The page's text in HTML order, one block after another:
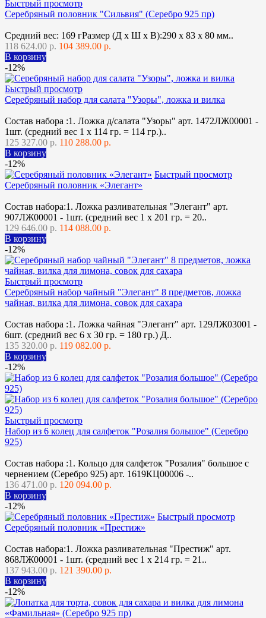
Быстрый просмотр
Серебряный половник "Сильвия" (Серебро 925 пр)
Средний вес: 169 гРазмер (Д х Ш х В):290 x 83 x 80 мм..
118 624.00 р. 104 389.00 р.
В корзину
-12%
Быстрый просмотр
Серебряный набор для салата "Узоры", ложка и вилка
Состав набора :1. Ложка д/салата "Узоры" арт. 1472ЛЖ00001 -
1шт. (средний вес 1 х 114 гр. = 114 гр.)..
125 327.00 р. 110 288.00 р.
В корзину
-12%
Быстрый просмотр
Серебряный половник «Элегант»
Состав набора:1. Ложка разливательная "Элегант" арт.
907ЛЖ00001 - 1шт. (средний вес 1 х 201 гр. = 20..
129 646.00 р. 114 088.00 р.
В корзину
-12%
Быстрый просмотр
Серебряный набор чайный "Элегант" 8 предметов, ложка
чайная, вилка для лимона, совок для сахара
Состав набора :1. Ложка чайная "Элегант" арт. 129ЛЖ03001 -
6шт. (средний вес 6 х 30 гр. = 180 гр.) Д..
135 320.00 р. 119 082.00 р.
В корзину
-12%
Быстрый просмотр
Набор из 6 колец для салфеток "Розалия большое" (Серебро
925)
Состав набора :1. Кольцо для салфеток "Розалия" большое с
чернением (Серебро 925) арт. 1619КЦ00006 -..
136 471.00 р. 120 094.00 р.
В корзину
-12%
Быстрый просмотр
Серебряный половник «Престиж»
Состав набора:1. Ложка разливательная "Престиж" арт.
868ЛЖ00001 - 1шт. (средний вес 1 х 214 гр. = 21..
137 943.00 р. 121 390.00 р.
В корзину
-12%